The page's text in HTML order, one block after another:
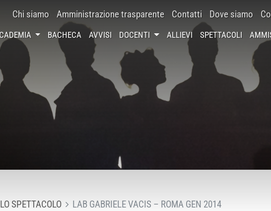
Chi siamo Amministrazione trasparente Contatti Dove siamo
BACHECA AVVISI DOCENTI ALLIEVI SPETTACOLI
SPETTACOLO LAB GABRIELE VACIS – ROMA GEN 2014